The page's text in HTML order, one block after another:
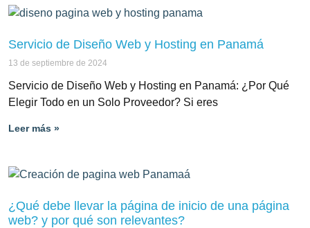
Servicio de Diseño Web y Hosting en Panamá
13 de septiembre de 2024
Servicio de Diseño Web y Hosting en Panamá: ¿Por Qué
Elegir Todo en un Solo Proveedor? Si eres
Leer más »
¿Qué debe llevar la página de inicio de una página
web? y por qué son relevantes?